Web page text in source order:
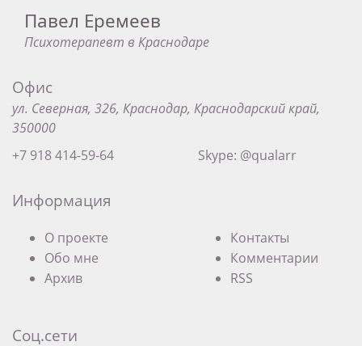
Павел Еремеев
Психотерапевт в Краснодаре
Офис
ул. Северная, 326, Краснодар, Краснодарский край,
350000
+7 918 414-59-64
Skype: @qualarr
Информация
О проекте
Обо мне
Архив
Контакты
Комментарии
RSS
Соц.сети